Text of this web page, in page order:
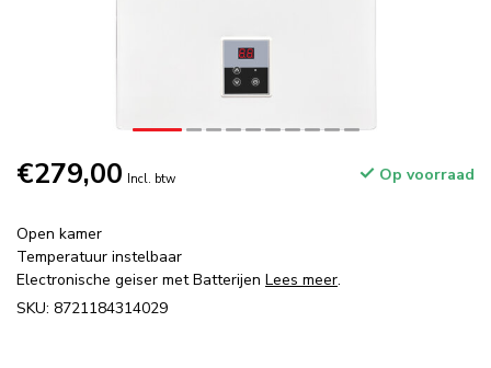
€279,00 Incl. btw Op voorraad
Open kamer
Temperatuur instelbaar
Electronische geiser met Batterijen Lees meer.
SKU: 8721184314029